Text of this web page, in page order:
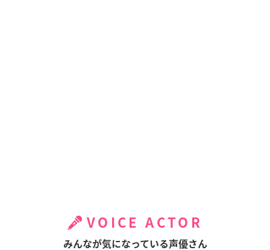
VOICE ACTOR
みんなが気になっている声優さん